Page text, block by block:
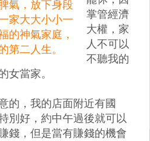
氣，放下身段
家大大小小一
的神氣家庭，
第二人生。
掌管經濟
大權，家
人不可以
不聽我的
女當家。
，我的店面附近有國
別好，約中午過後就可以
錢，但是當有賺錢的機會